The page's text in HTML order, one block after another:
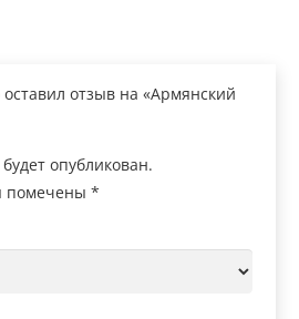
отзыв на «Армянский
опубликован.
помечены *